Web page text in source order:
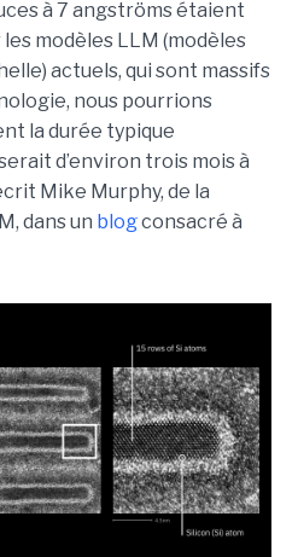
à 7 angströms étaient
modèles LLM (modèles
actuels, qui sont massifs
nous pourrions
la durée typique
d’environ trois mois à
Mike Murphy, de la
dans un blogconsacré à